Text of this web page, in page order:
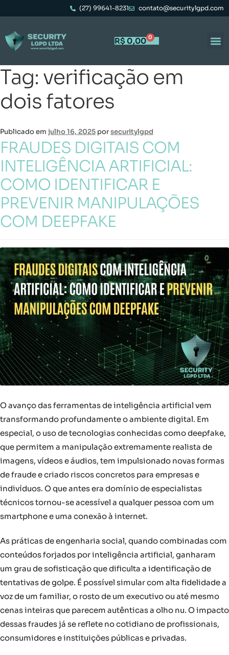
(27) 99641-8231 contato@securitylgpd.com
R$ 0,00 0
Tag: verificação em
dois fatores
Publicado em julho 16, 2025 porsecuritylgpd
FRAUDES DIGITAIS COM
INTELIGÊNCIA ARTIFICIAL:
COMO IDENTIFICAR E
PREVENIR MANIPULAÇÕES
COM DEEPFAKE
O avanço das ferramentas de inteligência artificial vem
transformando profundamente o ambiente digital. Em
especial, o uso de tecnologias conhecidas como deepfake,
que permitem a manipulação extremamente realista de
imagens, vídeos e áudios, tem impulsionado novas formas
de fraude e criado riscos concretos para empresas e
indivíduos. O que antes era domínio de especialistas
técnicos tornou-se acessível a qualquer pessoa com um
smartphone e uma conexão à internet.
As práticas de engenharia social, quando combinadas com
conteúdos forjados por inteligência artificial, ganharam
um grau de sofisticação que dificulta a identificação de
tentativas de golpe. É possível simular com alta fidelidade a
voz de um familiar, o rosto de um executivo ou até mesmo
cenas inteiras que parecem autênticas a olho nu. O impacto
dessas fraudes já se reflete no cotidiano de profissionais,
consumidores e instituições públicas e privadas.